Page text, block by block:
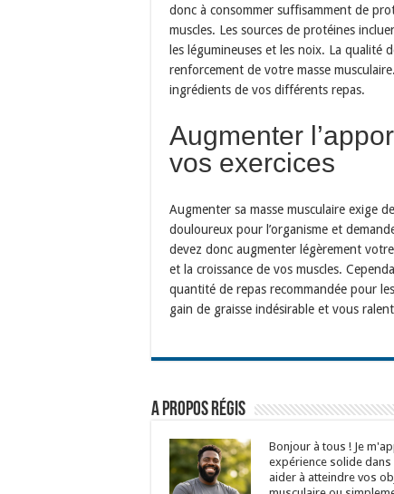
donc à consommer suffisamment de
muscles. Les sources de protéines
les légumineuses et les noix. La qualité
renforcement de votre masse
ingrédients de vos différents repas.
Augmenter
vos exercices
Augmenter sa masse musculaire exige
douloureux pour l’organisme et
devez donc augmenter légèrement
et la croissance de vos muscles.
quantité de repas recommandée pour
gain de graisse indésirable et vous
A propos Régis
Bonjour à tous ! Je
expérience solide
aider à atteindre vos